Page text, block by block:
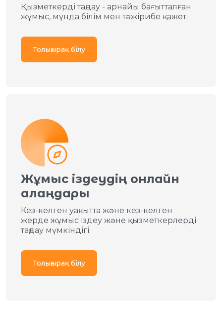
Қызметкерді таңдау - арнайы бағытталған
жұмыс, мұнда білім мен тәжірибе қажет.
Толығырақ білу
Жұмыс іздеудің онлайн
алаңдары
Кез-келген уақытта және кез-келген
жерде жұмыс іздеу және қызметкерлерді
таңдау мүмкіндігі.
Толығырақ білу